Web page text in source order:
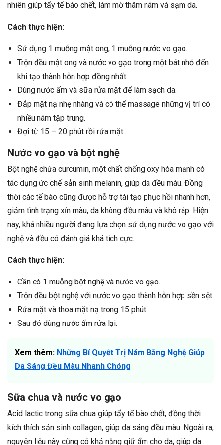
nhiên giúp tẩy tế bào chết, làm mờ thâm nám và sạm da.
Cách thực hiện:
Sử dụng 1 muỗng mật ong, 1 muỗng nước vo gạo.
Trộn đều mật ong và nước vo gạo trong một bát nhỏ đến
khi tạo thành hỗn hợp đồng nhất.
Dùng nước ấm và sữa rửa mặt để làm sạch da.
Đắp mặt nạ nhẹ nhàng và có thể massage những vị trí có
nhiều nám tập trung.
Đợi từ 15 – 20 phút rồi rửa mặt.
Nước vo gạo và bột nghệ
Bột nghệ chứa curcumin, một chất chống oxy hóa mạnh có
tác dụng ức chế sản sinh melanin, giúp da đều màu. Đồng
thời các tế bào cũng được hỗ trợ tái tạo phục hồi nhanh hơn,
giảm tình trạng xỉn màu, da không đều màu và khô ráp. Hiện
nay, khá nhiều người đang lựa chọn sử dụng nước vo gạo với
nghệ và đều có đánh giá khá tích cực.
Cách thực hiện:
Cần có 1 muỗng bột nghệ và nước vo gạo.
Trộn đều bột nghệ với nước vo gạo thành hỗn hợp sền sệt.
Rửa mặt và thoa mặt nạ trong 15 phút.
Sau đó dùng nước ấm rửa lại.
Xem thêm: Những Bí Quyết Trị Nám Bằng Nghệ Giúp
Da Sáng Đều Màu Nhanh Chóng
Sữa chua và nước vo gạo
Acid lactic trong sữa chua giúp tẩy tế bào chết, đồng thời
kích thích sản sinh collagen, giúp da sáng đều màu. Ngoài ra,
nguyên liệu này cũng có khả năng giữ ẩm cho da, giúp da